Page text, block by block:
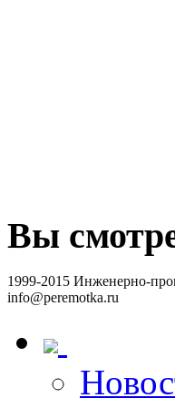
Вы
1999-2015 Инженерно-
info@peremotka.ru